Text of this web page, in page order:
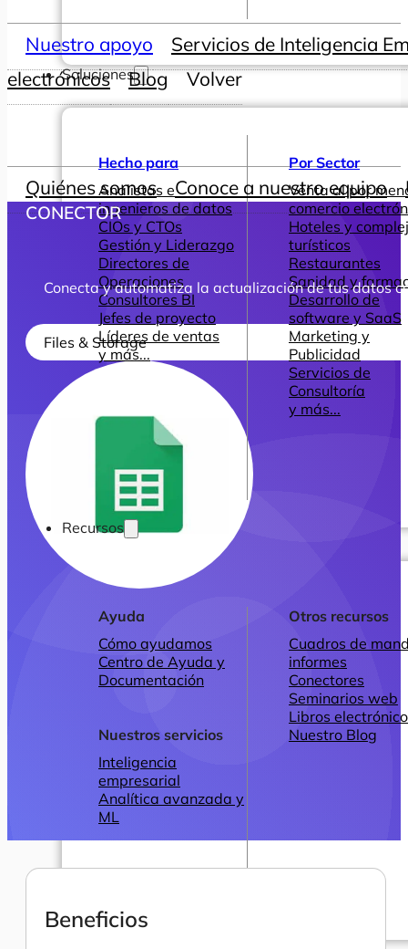
Soluciones
Hecho para
Analistas e
ingenieros de datos
CIOs y CTOs
Gestión y Liderazgo
Directores de
Operaciones
Consultores BI
Jefes de proyecto
Líderes de ventas
y más...
Por Sector
Venta al por
comercio
Hoteles y
turísticos
Restaurantes
Sanidad y
Desarrollo de
software y SaaS
Marketing y
Publicidad
Servicios de
Consultoría
y más...
Recursos
Ayuda
Cómo ayudamos
Centro de Ayuda y
Documentación
Nuestros servicios
Inteligencia
empresarial
Analítica avanzada y
ML
Otros recursos
Cuadros de
informes
Conectores
Seminarios web
Libros
Nuestro Blog
Nuestro apoyo
Servicios de Inteligencia
electrónicos
Blog Volver
Quiénes somos Conoce a nuestro equipo
CONECTOR
Conecta y automatiza la actualización de tus datos
Files & Storage
Beneficios